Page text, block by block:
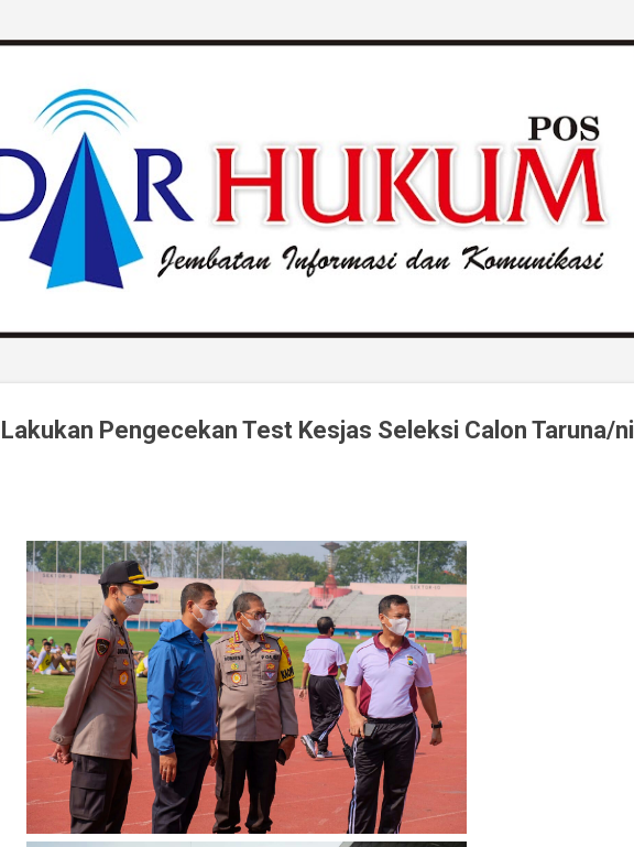
Pengecekan Test Kesjas Seleksi Calon Taruna/ni